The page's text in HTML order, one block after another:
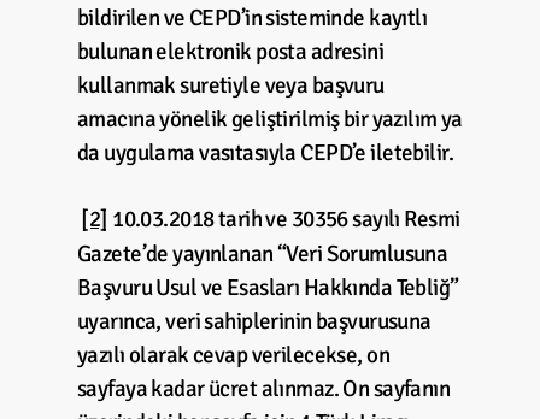
bildirilen ve CEPD’in sisteminde kayıtlı
bulunan elektronik posta adresini
kullanmak suretiyle veya başvuru
amacına yönelik geliştirilmiş bir yazılım ya
da uygulama vasıtasıyla CEPD’e iletebilir.
[2] 10.03.2018 tarih ve 30356 sayılı Resmi
Gazete’de yayınlanan “Veri Sorumlusuna
Başvuru Usul ve Esasları Hakkında Tebliğ”
uyarınca, veri sahiplerinin başvurusuna
yazılı olarak cevap verilecekse, on
sayfaya kadar ücret alınmaz. On sayfanın